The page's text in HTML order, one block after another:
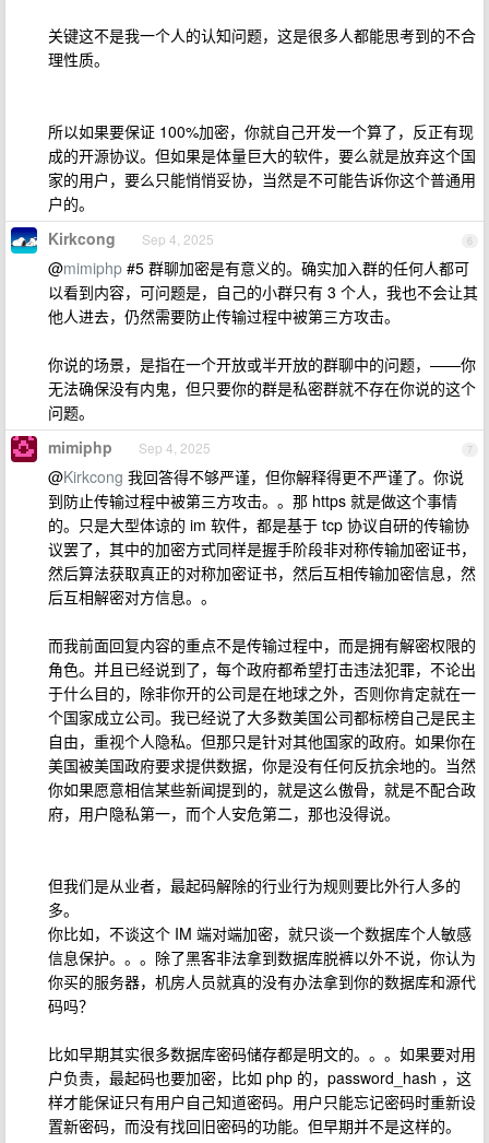
关键这不是我一个人的认知问题，这是很多人都能思考到的不合
理性质。
所以如果要保证 100%加密，你就自己开发一个算了，反正有现
成的开源协议。但如果是体量巨大的软件，要么就是放弃这个国
家的用户，要么只能悄悄妥协，当然是不可能告诉你这个普通用
户的。
6
Kirkcong Sep 4, 2025
@mimiphp #5 群聊加密是有意义的。确实加入群的任何人都可
以看到内容，可问题是，自己的小群只有 3 个人，我也不会让其
他人进去，仍然需要防止传输过程中被第三方攻击。
你说的场景，是指在一个开放或半开放的群聊中的问题，——你
无法确保没有内鬼，但只要你的群是私密群就不存在你说的这个
问题。
7
mimiphp Sep 4, 2025
@Kirkcong 我回答得不够严谨，但你解释得更不严谨了。你说
到防止传输过程中被第三方攻击。。那 https 就是做这个事情
的。只是大型体谅的 im 软件，都是基于 tcp 协议自研的传输协
议罢了，其中的加密方式同样是握手阶段非对称传输加密证书，
然后算法获取真正的对称加密证书，然后互相传输加密信息，然
后互相解密对方信息。。
而我前面回复内容的重点不是传输过程中，而是拥有解密权限的
角色。并且已经说到了，每个政府都希望打击违法犯罪，不论出
于什么目的，除非你开的公司是在地球之外，否则你肯定就在一
个国家成立公司。我已经说了大多数美国公司都标榜自己是民主
自由，重视个人隐私。但那只是针对其他国家的政府。如果你在
美国被美国政府要求提供数据，你是没有任何反抗余地的。当然
你如果愿意相信某些新闻提到的，就是这么傲骨，就是不配合政
府，用户隐私第一，而个人安危第二，那也没得说。
但我们是从业者，最起码解除的行业行为规则要比外行人多的
多。
你比如，不谈这个 IM 端对端加密，就只谈一个数据库个人敏感
信息保护。。。除了黑客非法拿到数据库脱裤以外不说，你认为
你买的服务器，机房人员就真的没有办法拿到你的数据库和源代
码吗？
比如早期其实很多数据库密码储存都是明文的。。。如果要对用
户负责，最起码也要加密，比如 php 的，password_hash ，这
样才能保证只有用户自己知道密码。用户只能忘记密码时重新设
置新密码，而没有找回旧密码的功能。但早期并不是这样的。